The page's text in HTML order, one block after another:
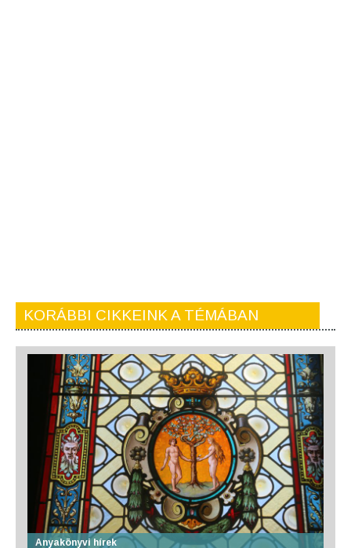
KORÁBBI CIKKEINK A TÉMÁBAN
Anyakönyvi hírek